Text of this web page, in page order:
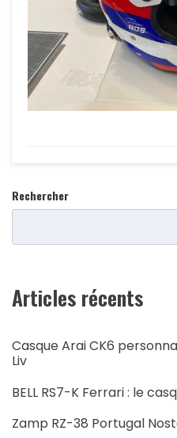
Rechercher
Articles récents
Casque Arai CK6
Liv
BELL RS7-K Ferrari : le
Zamp RZ-38 Portugal